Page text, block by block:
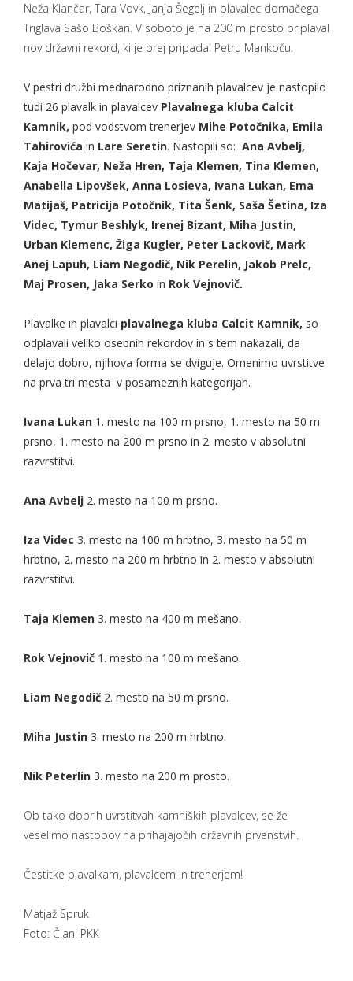
Neža Klančar, Tara Vovk, Janja Šegelj in plavalec domačega
Triglava Sašo Boškan. V soboto je na 200 m prosto priplaval
nov državni rekord, ki je prej pripadal Petru Mankoču.
V pestri družbi mednarodno priznanih plavalcev je nastopilo
tudi 26 plavalk in plavalcev Plavalnega kluba Calcit
Kamnik, pod vodstvom trenerjev Mihe Potočnika, Emila
Tahirovića in Lare Seretin. Nastopili so: Ana Avbelj,
Kaja Hočevar, Neža Hren, Taja Klemen, Tina Klemen,
Anabella Lipovšek, Anna Losieva, Ivana Lukan, Ema
Matijaš, Patricija Potočnik, Tita Šenk, Saša Šetina, Iza
Videc, Tymur Beshlyk, Irenej Bizant, Miha Justin,
Urban Klemenc, Žiga Kugler, Peter Lackovič, Mark
Anej Lapuh, Liam Negodič, Nik Perelin, Jakob Prelc,
Maj Prosen, Jaka Serko in Rok Vejnovič.
Plavalke in plavalci plavalnega kluba Calcit Kamnik, so
odplavali veliko osebnih rekordov in s tem nakazali, da
delajo dobro, njihova forma se dviguje. Omenimo uvrstitve
na prva tri mesta v posameznih kategorijah.
Ivana Lukan 1. mesto na 100 m prsno, 1. mesto na 50 m
prsno, 1. mesto na 200 m prsno in 2. mesto v absolutni
razvrstitvi.
Ana Avbelj 2. mesto na 100 m prsno.
Iza Videc 3. mesto na 100 m hrbtno, 3. mesto na 50 m
hrbtno, 2. mesto na 200 m hrbtno in 2. mesto v absolutni
razvrstitvi.
Taja Klemen 3. mesto na 400 m mešano.
Rok Vejnovič 1. mesto na 100 m mešano.
Liam Negodič 2. mesto na 50 m prsno.
Miha Justin 3. mesto na 200 m hrbtno.
Nik Peterlin 3. mesto na 200 m prosto.
Ob tako dobrih uvrstitvah kamniških plavalcev, se že
veselimo nastopov na prihajajočih državnih prvenstvih.
Čestitke plavalkam, plavalcem in trenerjem!
Matjaž Spruk
Foto: Člani PKK